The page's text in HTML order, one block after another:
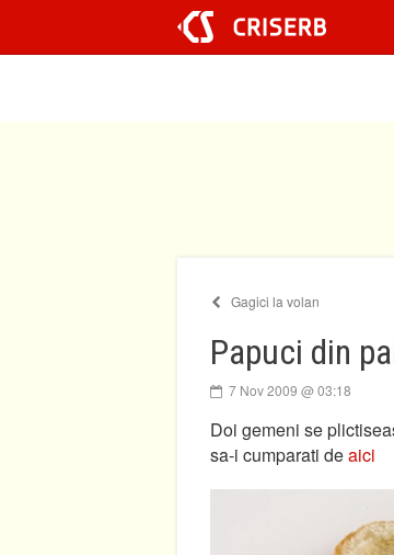
conținut
Gagici la volan
Papuci din
7 Nov 2009 @ 03:18
Doi gemeni se
sa-i cumparati deaici